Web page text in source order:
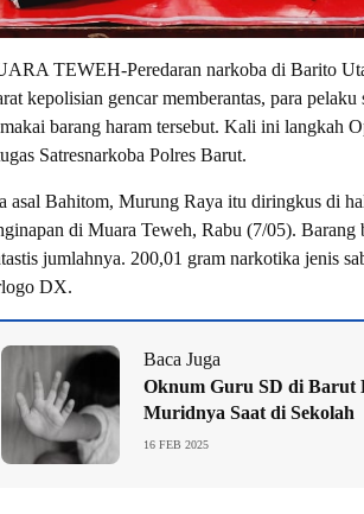
TEWEH-Peredaran narkoba di Barito
kepolisian gencar memberantas, para
barang haram tersebut. Kali ini langkah
Satresnarkoba Polres Barut.
asal Bahitom, Murung Raya itu diringkus di
di Muara Teweh, Rabu (7/05).
jumlahnya. 200,01 gram narkotika jenis
DX.
Baca Juga
Oknum Guru SD di Barut
Muridnya Saat di Sekolah
16 FEB 2025